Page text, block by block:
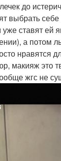
до
выбрать
ставят ей
а потом
нравятся
макияж это
жгс не